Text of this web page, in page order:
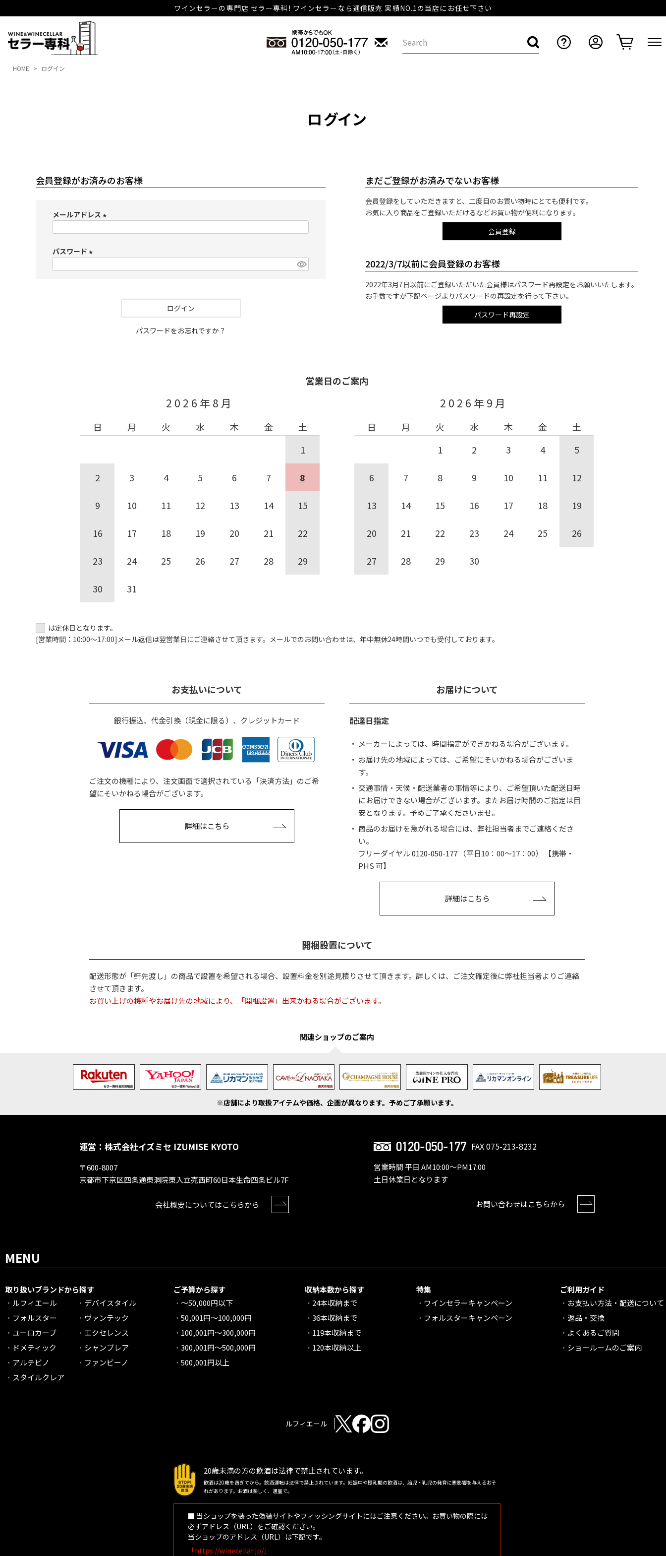
ワインセラーの専門店 セラー専科! ワインセラーなら通信販売 実績NO.1の当店にお任せ下さい
HOME ログイン
ログイン
会員登録がお済みのお客様
メールアドレス
パスワード
ログイン
パスワードをお忘れですか？
まだご登録がお済みでないお客様
会員登録をしていただきますと、二度目のお買い物時にとても便利です。
お気に入り商品をご登録いただけるなどお買い物が便利になります。
会員登録
2022/3/7以前に会員登録のお客様
2022年3月7日以前にご登録いただいた会員様はパスワード再設定をお願いいたします。
お手数ですが下記ページよりパスワードの再設定を行って下さい。
パスワード再設定
営業日のご案内
2026年8月
日 月 火 水 木 金
土
1
2 3 4 5 6 7 8
9 10 11 12 13 14 15
16 17 18 19 20 21 22
23 24 25 26 27 28 29
30 31
2026年9月
日 月 火 水 木 金
土
1
2 3 4 5
6 7 8 9 10 11 12
13 14 15 16 17 18 19
20 21 22 23 24 25 26
27 28 29 30
は定休日となります。
[営業時間：10:00～17:00]メール返信は翌営業日にご連絡させて頂きます。 メールでのお問い合わせは、 年中無休24時間いつでも受付しております。
お支払いについて
銀行振込、代金引換（現金に限る）、クレジットカード
ご注文の機種により、注文画面で選択されている「決済方法」のご希
望にそいかねる場合がございます。
詳細はこちら
お届けについて
配達日指定
メーカーによっては、時間指定ができかねる場合がございます。
お届け先の地域によっては、ご希望にそいかねる場合がございま
す。
交通事情・天候・配送業者の事情等により、ご希望頂いた配送日時
にお届けできない場合がございます。またお届け時間のご指定は目
安となります。予めご了承くださいませ。
商品のお届けを急がれる場合には、弊社担当者までご連絡くださ
い。
フリーダイヤル0120-050-177 （平日10：00〜17：00） 【携帯・
PHS 可】
詳細はこちら
開梱設置について
配送形態が「軒先渡し」の商品で設置を希望される場合、設置料金を別途見積りさせて頂きます。詳しくは、ご注文確定後に弊社担当者よりご連絡
させて頂きます。
お買い上げの機種やお届け先の地域により、「開梱設置」出来かねる場合がございます。
関連ショップのご案内
※店舗により取扱アイテムや価格、企画が異なります。 予めご了承願います。
運営：株式会社イズミセ IZUMISE KYOTO
〒600-8007
京都市下京区四条通東洞院東入立売西町60日本生命四条ビル7F
会社概要についてはこちらから
0120-050-177 FAX 075-213-8232
営業時間 平日 AM10:00〜PM17:00
土日休業日となります
お問い合わせはこちらから
MENU
取り扱いブランドから探す
ルフィエール
デバイスタイル
フォルスター
ヴァンテック
ユーロカーブ
エクセレンス
ドメティック
シャンブレア
アルテビノ
ファンビーノ
スタイルクレア
ご予算から探す
～50,000円以下
50,001円～100,000円
100,001円～300,000円
300,001円～500,000円
500,001円以上
収納本数から探す
24本収納まで
36本収納まで
119本収納まで
120本収納以上
特集
ワインセラーキャンペーン
フォルスターキャンペーン
ご利用ガイド
お支払い方法・配送について
返品・交換
よくあるご質問
ショールームのご案内
ルフィエール
20歳未満の方の飲酒は法律で禁止されています。
飲酒は20歳を過ぎてから。飲酒運転は法律で禁止されています。妊娠中や授乳期の飲酒は、胎児・乳児の発育に悪影響を与えるおそ
れがあります。お酒は楽しく、適量で。
■ 当ショップを装った偽装サイトやフィッシングサイトにはご注意ください。お買い物の際には
必ずアドレス（URL）をご確認ください。
当ショップのアドレス（URL）は下記です。
「https://winecellar.jp/」